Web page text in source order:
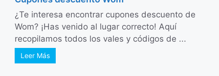
¿Te interesa encontrar cupones descuento de
Wom? ¡Has venido al lugar correcto! Aquí
recopilamos todos los vales y códigos de ...
Leer Más